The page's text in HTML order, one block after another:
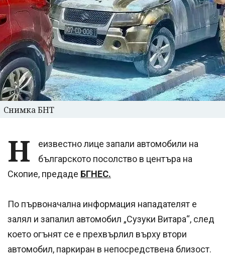
Снимка БНТ
Н
еизвестно лице запали автомобили на
българското посолство в центъра на
Скопие, предаде БГНЕС.
По първоначална информация нападателят е
залял и запалил автомобил „Сузуки Витара“, след
което огънят се е прехвърлил върху втори
автомобил, паркиран в непосредствена близост.